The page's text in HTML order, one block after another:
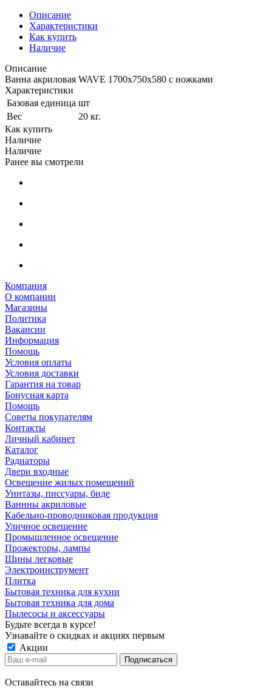
Описание
Характеристики
Как купить
Наличие
Описание
Ванна акриловая WAVE 1700х750х580 с ножками
Характеристики
Базовая единица шт
Вес
20 кг.
Как купить
Наличие
Наличие
Ранее вы смотрели
Компания
О компании
Магазины
Политика
Вакансии
Информация
Помощь
Условия оплаты
Условия доставки
Гарантия на товар
Бонусная карта
Помощь
Советы покупателям
Контакты
Личный кабинет
Каталог
Радиаторы
Двери входные
Освещение жилых помещений
Унитазы, писсуары, биде
Ваннны акриловые
Кабельно-проводниковая продукция
Уличное освещение
Промышленное освещение
Прожекторы, лампы
Шины легковые
Электроинструмент
Плитка
Бытовая техника для кухни
Бытовая техника для дома
Пылесосы и аксессуары
Будьте всегда в курсе!
Узнавайте о скидках и акциях первым
Акции
Оставайтесь на связи